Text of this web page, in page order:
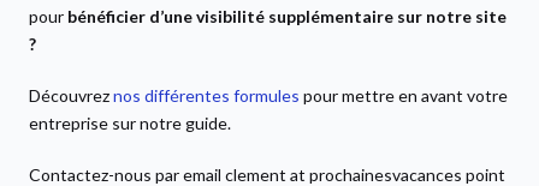
pour bénéficier d’une visibilité supplémentaire sur notre site
?
Découvreznos différentes formules pour mettre en avant votre
entreprise sur notre guide.
Contactez-nous par email clement at prochainesvacances point